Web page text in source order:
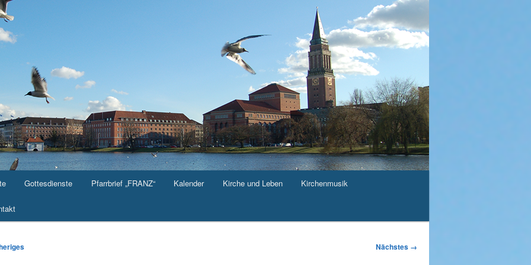
Gottesdienste Pfarrbrief „FRANZ“ Kalender Kirche und Leben Kirchenmusik
Nächstes →